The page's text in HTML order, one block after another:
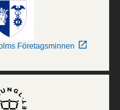
Företagsminnen